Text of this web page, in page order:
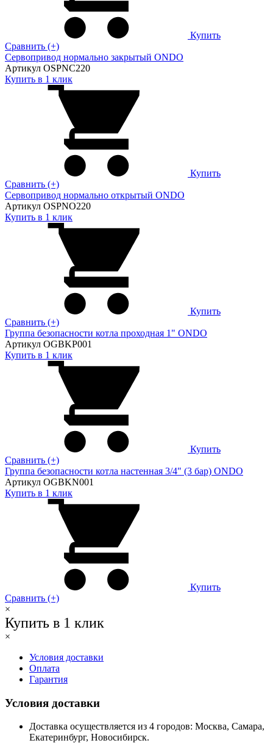
Купить
Сравнить (+)
Сервопривод нормально закрытый ONDO
Артикул OSPNC220
Купить в 1 клик
Купить
Сравнить (+)
Сервопривод нормально открытый ONDO
Артикул OSPNO220
Купить в 1 клик
Купить
Сравнить (+)
Группа безопасности котла проходная 1" ONDO
Артикул OGBKP001
Купить в 1 клик
Купить
Сравнить (+)
Группа безопасности котла настенная 3/4" (3 бар) ONDO
Артикул OGBKN001
Купить в 1 клик
Купить
Сравнить (+)
×
Купить в 1 клик
×
Условия доставки
Оплата
Гарантия
Условия доставки
Доставка осуществляется из 4 городов: Москва, Самара,
Екатеринбург, Новосибирск.